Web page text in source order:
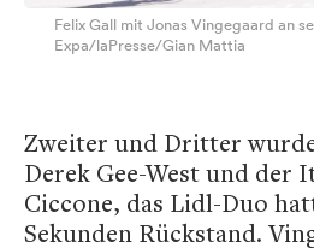
Felix Gall mit Jonas Vingegaard an
Expa/laPresse/Gian Mattia
Zweiter und Dritter
Derek Gee-West und der
Ciccone, das Lidl-Duo
Sekunden Rückstand.